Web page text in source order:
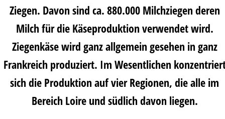
Ziegen. Davon sind ca. 880.000 Milchziegen deren
Milch für die Käseproduktion verwendet wird.
Ziegenkäse wird ganz allgemein gesehen in ganz
Frankreich produziert. Im Wesentlichen
sich die Produktion auf vier Regionen, die alle im
Bereich Loire und südlich davon liegen.